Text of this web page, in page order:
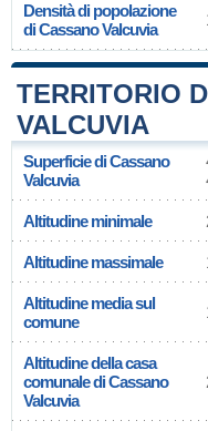
Densità di popolazione
di Cassano Valcuvia
TERRITORIO
VALCUVIA
Superficie di Cassano
Valcuvia
Altitudine minimale
Altitudine massimale
Altitudine media sul
comune
Altitudine della casa
comunale di Cassano
Valcuvia